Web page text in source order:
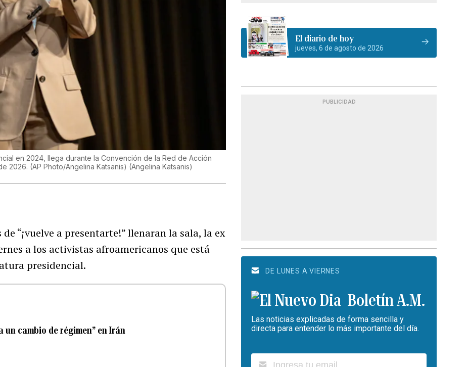
en 2024, llega durante la Convención de la Red de Acción
2026. (AP Photo/Angelina Katsanis) (Angelina Katsanis)
“¡vuelve a presentarte!” llenaran la sala, la ex
a los activistas afroamericanos que está
presidencial.
cambio de régimen” en Irán
El diario de hoy
jueves, 6 de agosto de 2026
PUBLICIDAD
DE LUNES A VIERNES
Boletín A.M.
Las noticias explicadas de forma sencilla y
directa para entender lo más importante del día.